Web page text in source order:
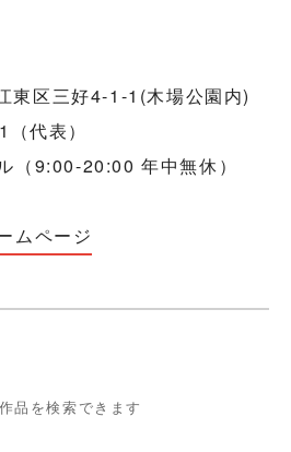
東区三好4-1-1(木場公園内)
代表）
（9:00-20:00 年中無休）
ムページ
品を検索できます